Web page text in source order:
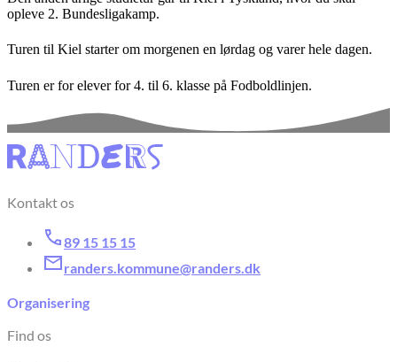
opleve 2. Bundesligakamp.
Turen til Kiel starter om morgenen en lørdag og varer hele dagen.
Turen er for elever for 4. til 6. klasse på Fodboldlinjen.
Kontakt os
89 15 15 15
randers.kommune@randers.dk
Organisering
Find os